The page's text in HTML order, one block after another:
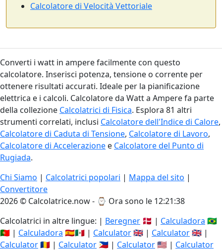
Calcolatore di Velocità Vettoriale
Converti i watt in ampere facilmente con questo
calcolatore. Inserisci potenza, tensione o corrente per
ottenere risultati accurati. Ideale per la pianificazione
elettrica e i calcoli. Calcolatore da Watt a Ampere fa parte
della collezione Calcolatrici di Fisica. Esplora 81 altri
strumenti correlati, inclusi Calcolatore dell'Indice di Calore,
Calcolatore di Caduta di Tensione, Calcolatore di Lavoro,
Calcolatore di Accelerazione e Calcolatore del Punto di
Rugiada.
Chi Siamo | Calcolatrici popolari | Mappa del sito |
Convertitore
2026 © Calcolatrice.now - ⌚ Ora sono le 12:21:39
Calcolatrici in altre lingue: | Beregner 🇩🇰 | Calculadora 🇧🇷
🇵🇹 | Calculadora 🇪🇸🇲🇽 | Calculator🇬🇧 | Calculator🇬🇧 |
Calculator🇷🇴 | Calculator 🇵🇭 | Calculator🇺🇸 | Calculator